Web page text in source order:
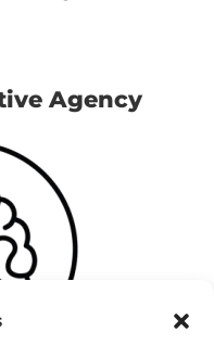
Agency